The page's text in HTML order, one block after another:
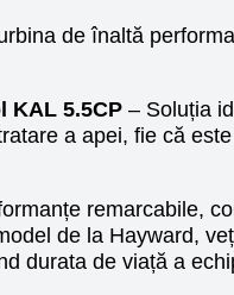
de înaltă
KAL 5.5CP – Soluția
a apei, fie că
remarcabile,
de la Hayward,
durata de viață a